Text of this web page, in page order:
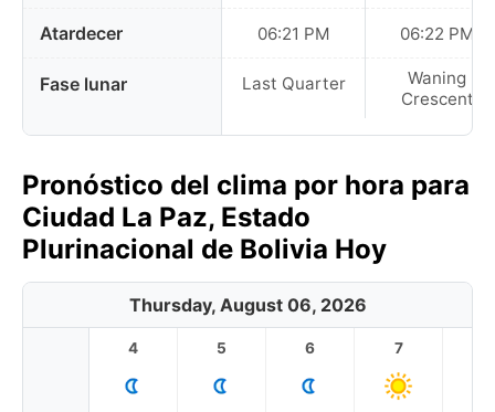
Atardecer
Fase lunar
06:21 PM
Last Quarter
06:22 PM
Waning
Crescent
Pronóstico del clima por hora para
Ciudad La Paz, Estado
Plurinacional de Bolivia Hoy
Thursday, August 06, 2026
4 5 6 7